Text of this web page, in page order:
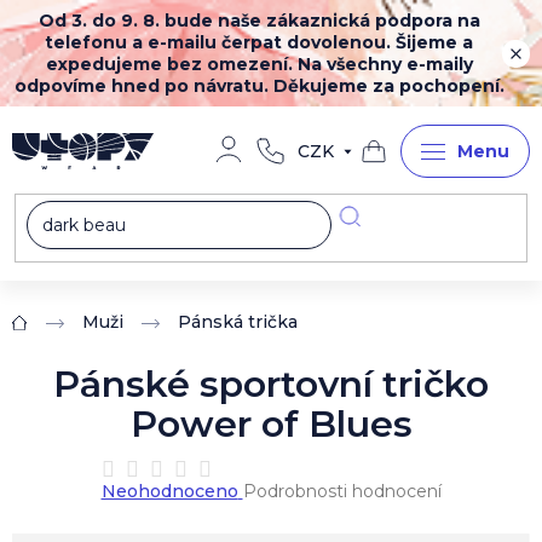
Přejít
na
obsah
Od 3. do 9. 8. bude naše zákaznická podpora na
telefonu a e-mailu čerpat dovolenou. Šijeme a
expedujeme bez omezení. Na všechny e-maily
odpovíme hned po návratu. Děkujeme za pochopení.
CZK
Nákupní
košík
Domů Muži Pánská trička
Pánské sportovní tričko
Power of Blues
Průměrné
hodnocení
Neohodnoceno Podrobnosti hodnocení